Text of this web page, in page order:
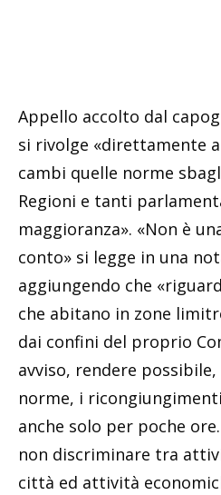
Appello accolto dal
si rivolge «direttamente
cambi quelle norme
Regioni e tanti
maggioranza». «Non è
conto» si legge in una
aggiungendo che
che abitano in zone
dai confini del proprio
avviso, rendere
norme, i
anche solo per poche
non discriminare tra
città ed attività